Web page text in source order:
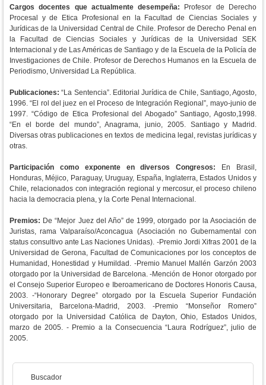
Cargos docentes que actualmente desempeña: Profesor de Derecho
Procesal y de Etica Profesional en la Facultad de Ciencias Sociales y
Jurídicas de la Universidad Central de Chile. Profesor de Derecho Penal en
la Facultad de Ciencias Sociales y Jurídicas de la Universidad SEK
Internacional y de Las Américas de Santiago y de la Escuela de la Policía de
Investigaciones de Chile. Profesor de Derechos Humanos en la Escuela de
Periodismo, Universidad La República.
Publicaciones: “La Sentencia”. Editorial Jurídica de Chile, Santiago, Agosto,
1996. “El rol del juez en el Proceso de Integración Regional”, mayo-junio de
1997. “Código de Etica Profesional del Abogado” Santiago, Agosto,1998.
“En el borde del mundo”, Anagrama, junio, 2005. Santiago y Madrid.
Diversas otras publicaciones en textos de medicina legal, revistas jurídicas y
otras.
Participación como exponente en diversos Congresos: En Brasil,
Honduras, Méjico, Paraguay, Uruguay, España, Inglaterra, Estados Unidos y
Chile, relacionados con integración regional y mercosur, el proceso chileno
hacia la democracia plena, y la Corte Penal Internacional.
Premios: De “Mejor Juez del Año” de 1999, otorgado por la Asociación de
Juristas, rama Valparaíso/Aconcagua (Asociación no Gubernamental con
status consultivo ante Las Naciones Unidas). -Premio Jordi Xifras 2001 de la
Universidad de Gerona, Facultad de Comunicaciones por los conceptos de
Humanidad, Honestidad y Humildad. -Premio Manuel Mallén Garzón 2003
otorgado por la Universidad de Barcelona. -Mención de Honor otorgado por
el Consejo Superior Europeo e Iberoamericano de Doctores Honoris Causa,
2003. -“Honorary Degree” otorgado por la Escuela Superior Fundación
Universitaria, Barcelona-Madrid, 2003. -Premio “Monseñor Romero”
otorgado por la Universidad Católica de Dayton, Ohio, Estados Unidos,
marzo de 2005. - Premio a la Consecuencia “Laura Rodríguez”, julio de
2005.
Buscador